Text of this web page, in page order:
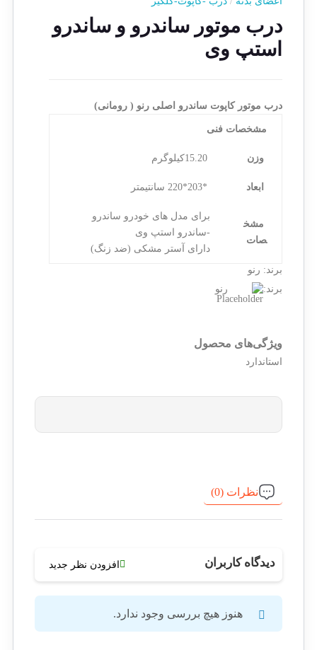
درب موتور ساندرو و ساندرو
استپ وی
درب موتور کاپوت ساندرو اصلی رنو ( رومانی)
مشخصات فنی
وزن
ابعاد *203*220 سانتیمتر
مشخ
صات
برای مدل های خودرو ساندرو
-ساندرو استپ وی
دارای آستر مشکی (ضد زنگ)
برند: رنو
برند:
رنو
ویژگی‌های محصول
استاندارد
نظرات (0)
دیدگاه کاربران افزودن نظر جدید
هنوز هیچ بررسی وجود ندارد.